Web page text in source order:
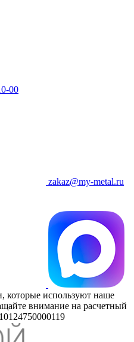
00
zakaz@my-metal.ru
которые используют наше
внимание на расчетный